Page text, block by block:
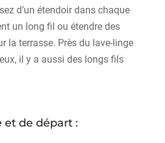
d’un étendoir dans chaque
un long fil ou étendre des
la terrasse. Près du lave-linge
il y a aussi des longs fils
et de départ :